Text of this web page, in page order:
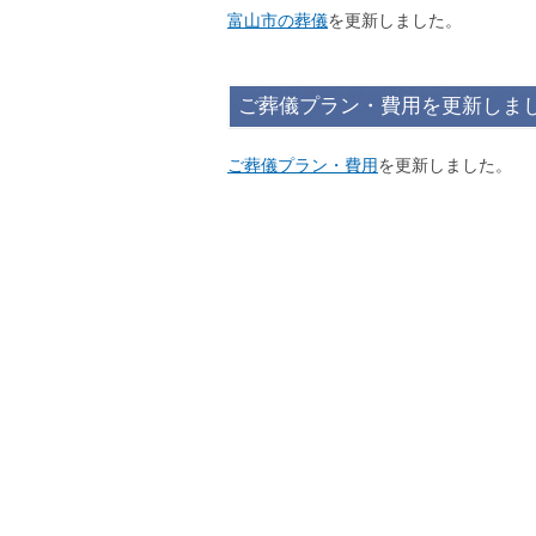
富山市の葬儀を更新しました。
ご葬儀プラン・費用を更新しま
ご葬儀プラン・費用 を更新しました。